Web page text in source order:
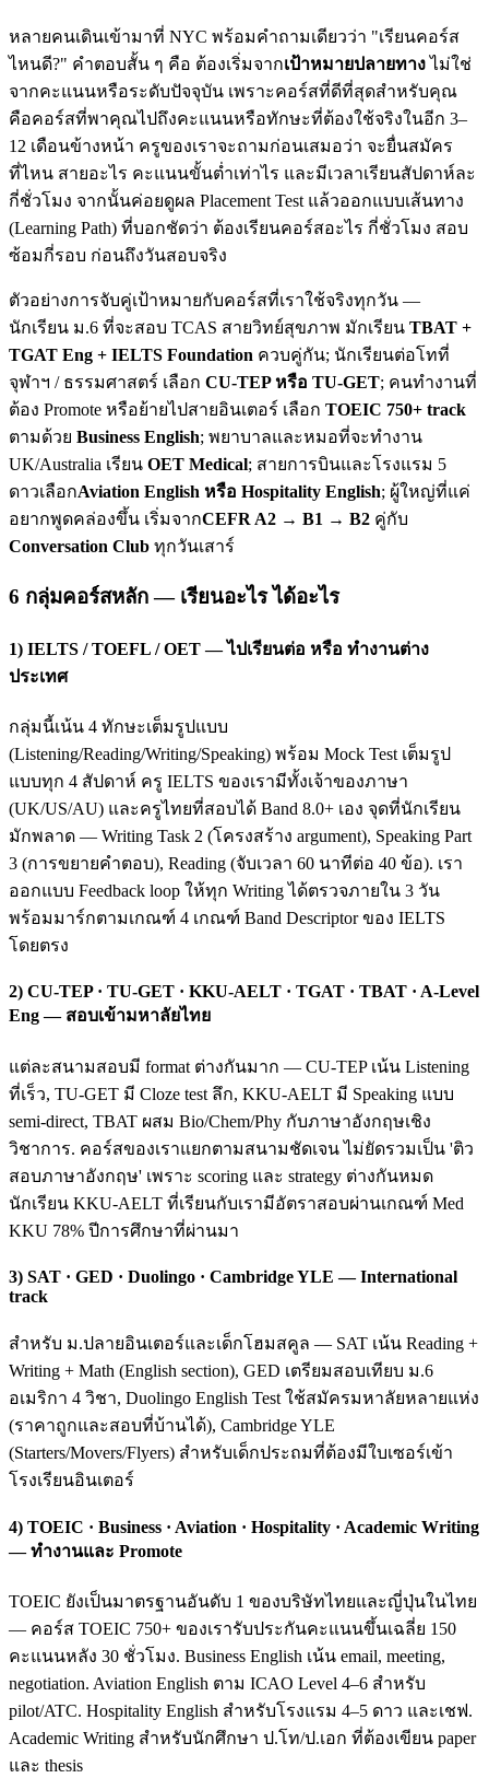
หลายคนเดินเข้ามาที่ NYC พร้อมคำถามเดียวว่า "เรียนคอร์ส
ไหนดี?" คำตอบสั้น ๆ คือ ต้องเริ่มจากเป้าหมายปลายทางไม่ใช่
จากคะแนนหรือระดับปัจจุบัน เพราะคอร์สที่ดีที่สุดสำหรับคุณ
คือคอร์สที่พาคุณไปถึงคะแนนหรือทักษะที่ต้องใช้จริงในอีก 3–
12 เดือนข้างหน้า ครูของเราจะถามก่อนเสมอว่า จะยื่นสมัคร
ที่ไหน สายอะไร คะแนนขั้นต่ำเท่าไร และมีเวลาเรียนสัปดาห์ละ
กี่ชั่วโมง จากนั้นค่อยดูผล Placement Test แล้วออกแบบเส้นทาง
(Learning Path) ที่บอกชัดว่า ต้องเรียนคอร์สอะไร กี่ชั่วโมง สอบ
ซ้อมกี่รอบ ก่อนถึงวันสอบจริง
ตัวอย่างการจับคู่เป้าหมายกับคอร์สที่เราใช้จริงทุกวัน —
นักเรียน ม.6 ที่จะสอบ TCAS สายวิทย์สุขภาพ มักเรียน TBAT +
TGAT Eng + IELTS Foundation ควบคู่กัน; นักเรียนต่อโทที่
จุฬาฯ / ธรรมศาสตร์ เลือก CU-TEP หรือ TU-GET; คนทำงานที่
ต้อง Promote หรือย้ายไปสายอินเตอร์ เลือก TOEIC 750+ track
ตามด้วย Business English; พยาบาลและหมอที่จะทำงาน
UK/Australia เรียน OET Medical; สายการบินและโรงแรม 5
ดาวเลือกAviation English หรือ Hospitality English; ผู้ใหญ่ที่แค่
อยากพูดคล่องขึ้น เริ่มจากCEFR A2 → B1 → B2 คู่กับ
Conversation Club ทุกวันเสาร์
6 กลุ่มคอร์สหลัก — เรียนอะไร ได้อะไร
1) IELTS / TOEFL / OET — ไปเรียนต่อ หรือ ทำงานต่าง
ประเทศ
กลุ่มนี้เน้น 4 ทักษะเต็มรูปแบบ
(Listening/Reading/Writing/Speaking) พร้อม Mock Test เต็มรูป
แบบทุก 4 สัปดาห์ ครู IELTS ของเรามีทั้งเจ้าของภาษา
(UK/US/AU) และครูไทยที่สอบได้ Band 8.0+ เอง จุดที่นักเรียน
มักพลาด — Writing Task 2 (โครงสร้าง argument), Speaking Part
3 (การขยายคำตอบ), Reading (จับเวลา 60 นาทีต่อ 40 ข้อ). เรา
ออกแบบ Feedback loop ให้ทุก Writing ได้ตรวจภายใน 3 วัน
พร้อมมาร์กตามเกณฑ์ 4 เกณฑ์ Band Descriptor ของ IELTS
โดยตรง
2) CU-TEP · TU-GET · KKU-AELT · TGAT · TBAT · A-Level
Eng — สอบเข้ามหาลัยไทย
แต่ละสนามสอบมี format ต่างกันมาก — CU-TEP เน้น Listening
ที่เร็ว, TU-GET มี Cloze test ลึก, KKU-AELT มี Speaking แบบ
semi-direct, TBAT ผสม Bio/Chem/Phy กับภาษาอังกฤษเชิง
วิชาการ. คอร์สของเราแยกตามสนามชัดเจน ไม่ยัดรวมเป็น 'ติว
สอบภาษาอังกฤษ' เพราะ scoring และ strategy ต่างกันหมด
นักเรียน KKU-AELT ที่เรียนกับเรามีอัตราสอบผ่านเกณฑ์ Med
KKU 78% ปีการศึกษาที่ผ่านมา
3) SAT · GED · Duolingo · Cambridge YLE — International
track
สำหรับ ม.ปลายอินเตอร์และเด็กโฮมสคูล — SAT เน้น Reading +
Writing + Math (English section), GED เตรียมสอบเทียบ ม.6
อเมริกา 4 วิชา, Duolingo English Test ใช้สมัครมหาลัยหลายแห่ง
(ราคาถูกและสอบที่บ้านได้), Cambridge YLE
(Starters/Movers/Flyers) สำหรับเด็กประถมที่ต้องมีใบเซอร์เข้า
โรงเรียนอินเตอร์
4) TOEIC · Business · Aviation · Hospitality · Academic Writing
— ทำงานและ Promote
TOEIC ยังเป็นมาตรฐานอันดับ 1 ของบริษัทไทยและญี่ปุ่นในไทย
— คอร์ส TOEIC 750+ ของเรารับประกันคะแนนขึ้นเฉลี่ย 150
คะแนนหลัง 30 ชั่วโมง. Business English เน้น email, meeting,
negotiation. Aviation English ตาม ICAO Level 4–6 สำหรับ
pilot/ATC. Hospitality English สำหรับโรงแรม 4–5 ดาว และเชฟ.
Academic Writing สำหรับนักศึกษา ป.โท/ป.เอก ที่ต้องเขียน paper
และ thesis